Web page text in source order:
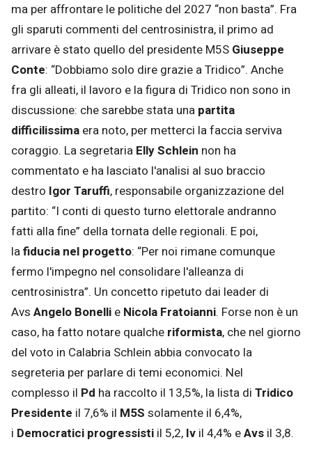
ma per affrontare le politiche del 2027 “non basta”. Fra
gli sparuti commenti del centrosinistra, il primo ad
arrivare è stato quello del presidente M5S Giuseppe
Conte: “Dobbiamo solo dire grazie a Tridico”. Anche
fra gli alleati, il lavoro e la figura di Tridico non sono in
discussione: che sarebbe stata una partita
difficilissima era noto, per metterci la faccia serviva
coraggio. La segretaria Elly Schlein non ha
commentato e ha lasciato l'analisi al suo braccio
destro Igor Taruffi, responsabile organizzazione del
partito: “I conti di questo turno elettorale andranno
fatti alla fine” della tornata delle regionali. E poi,
lafiducia nel progetto: “Per noi rimane comunque
fermo l'impegno nel consolidare l'alleanza di
centrosinistra”. Un concetto ripetuto dai leader di
Avs Angelo Bonelli e Nicola Fratoianni. Forse non è un
caso, ha fatto notare qualche riformista, che nel giorno
del voto in Calabria Schlein abbia convocato la
segreteria per parlare di temi economici. Nel
complesso il Pd ha raccolto il 13,5%, la lista di Tridico
Presidente il 7,6% il M5S solamente il 6,4%,
i Democratici progressisti il 5,2, Iv il 4,4% eAvs il 3,8.